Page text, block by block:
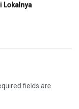
Lokalnya
fields are